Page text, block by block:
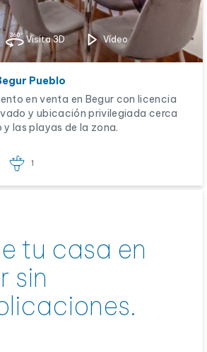
Visita 3D Vídeo
Pueblo
en venta en Begur con licencia
y ubicación privilegiada cerca
las playas de la zona.
1
tu casa en
sin